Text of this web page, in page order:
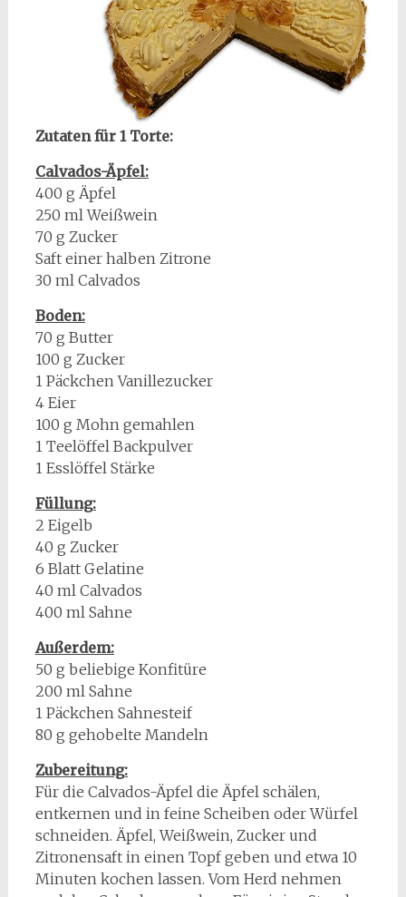
Zutaten für 1 Torte:
Calvados-Äpfel:
400 g Äpfel
250 ml Weißwein
70 g Zucker
Saft einer halben Zitrone
30 ml Calvados
Boden:
70 g Butter
100 g Zucker
1 Päckchen Vanillezucker
4 Eier
100 g Mohn gemahlen
1 Teelöffel Backpulver
1 Esslöffel Stärke
Füllung:
2 Eigelb
40 g Zucker
6 Blatt Gelatine
40 ml Calvados
400 ml Sahne
Außerdem:
50 g beliebige Konfitüre
200 ml Sahne
1 Päckchen Sahnesteif
80 g gehobelte Mandeln
Zubereitung:
Für die Calvados-Äpfel die Äpfel schälen,
entkernen und in feine Scheiben oder Würfel
schneiden. Äpfel, Weißwein, Zucker und
Zitronensaft in einen Topf geben und etwa 10
Minuten kochen lassen. Vom Herd nehmen